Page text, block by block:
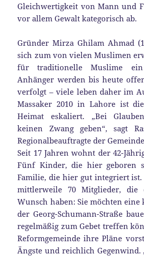
Gleichwertigkeit von Mann und
vor allem Gewalt kategorisch ab.
Gründer Mirza Ghilam Ahmad
sich zum von vielen Muslimen
für traditionelle Muslime ein
Anhänger werden bis heute
verfolgt – viele leben daher im
Massaker 2010 in Lahore ist
Heimat eskaliert. „Bei
keinen Zwang geben“, sagt
Regionalbeauftragte der
Seit 17 Jahren wohnt der 42-
Fünf Kinder, die hier geboren
Familie, die hier gut integriert ist.
mittlerweile 70 Mitglieder, die
Wunsch haben: Sie möchten eine
der Georg-Schumann-Straße
regelmäßig zum Gebet treffen
Reformgemeinde ihre Pläne
Ängste und reichlich Gegenwind.